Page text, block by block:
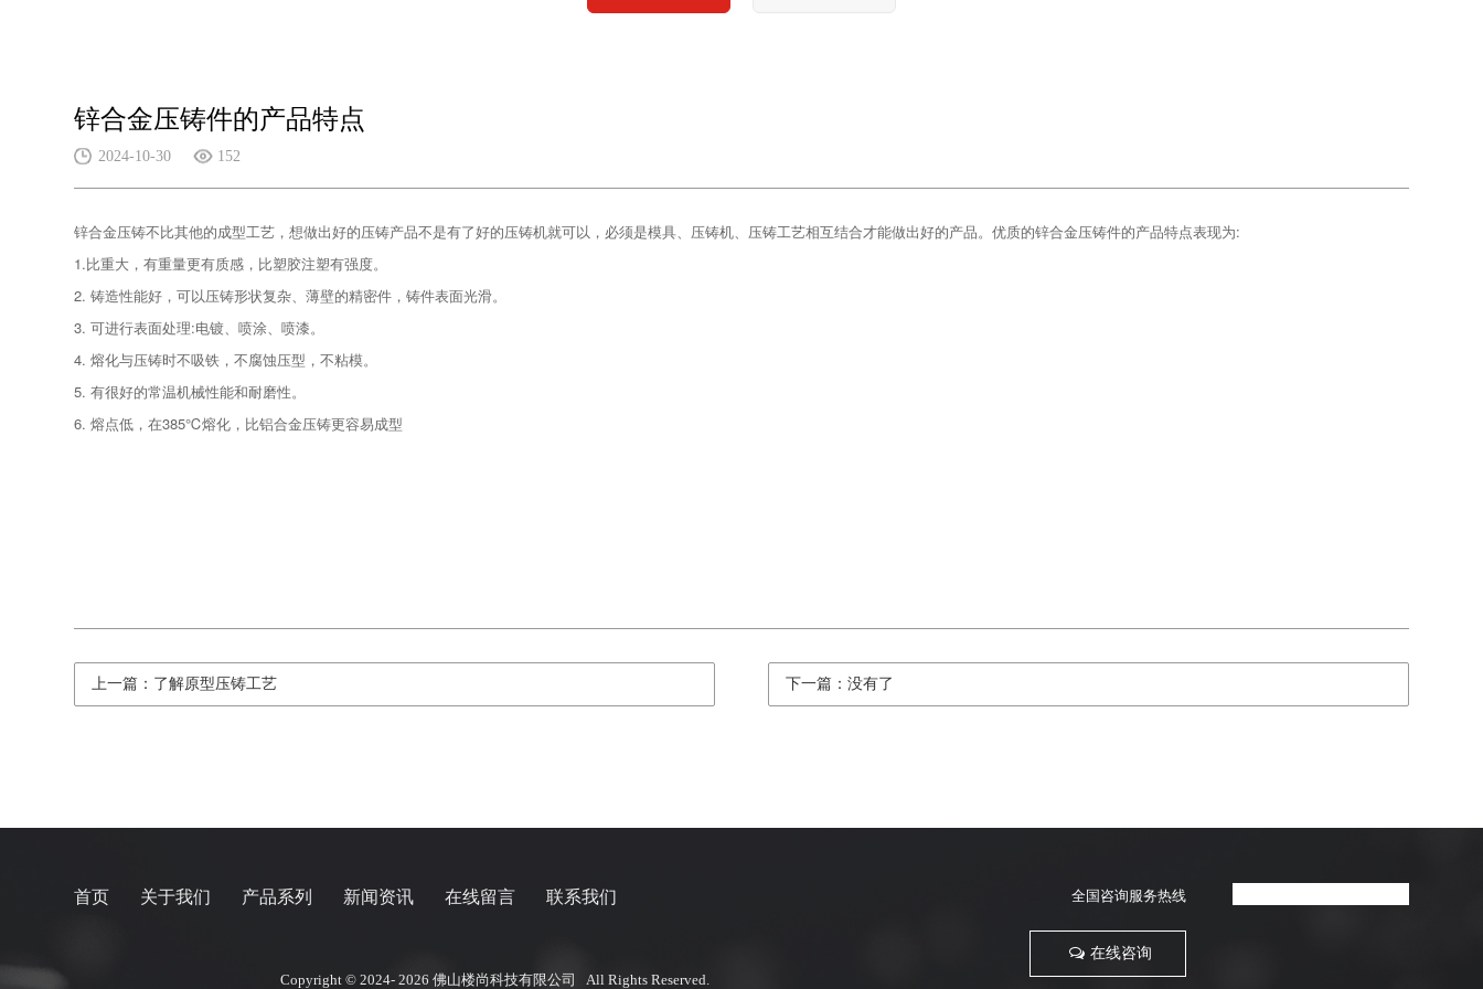
锌合金压铸件的产品特点
2024-10-30 152
锌合金压铸不比其他的成型工艺，想做出好的压铸产品不是有了好的压铸机就可以，必须是模具、压铸机、压铸工艺相互结合才能做出好的产品。优质的锌合金压铸件的产品特点表现为:
1.比重大，有重量更有质感，比塑胶注塑有强度。
2. 铸造性能好，可以压铸形状复杂、薄壁的精密件，铸件表面光滑。
3. 可进行表面处理:电镀、喷涂、喷漆。
4. 熔化与压铸时不吸铁，不腐蚀压型，不粘模。
5. 有很好的常温机械性能和耐磨性。
6. 熔点低，在385℃熔化，比铝合金压铸更容易成型
上一篇：了解原型压铸工艺 下一篇：没有了
全国咨询服务热线
在线咨询
首页 关于我们 产品系列 新闻资讯 在线留言 联系我们
Copyright © 2024- 2026 佛山楼尚科技有限公司 All Rights Reserved.